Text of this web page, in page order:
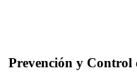
Prevención y